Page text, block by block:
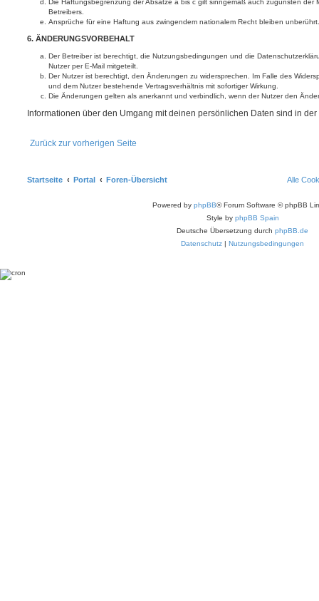
Betreibers.
Ansprüche für eine Haftung aus zwingendem nationalem Recht bleiben unberührt.
6. ÄNDERUNGSVORBEHALT
Der Betreiber ist berechtigt, die Nutzungsbedingungen und die
Nutzer per E-Mail mitgeteilt.
Der Nutzer ist berechtigt, den Änderungen zu widersprechen. Im Falle des
und dem Nutzer bestehende Vertragsverhältnis mit sofortiger Wirkung.
Die Änderungen gelten als anerkannt und verbindlich, wenn der Nutzer den
Informationen über den Umgang mit deinen persönlichen Daten sind in
Zurück zur vorherigen Seite
Startseite Portal Foren-Übersicht Alle
Powered by phpBB® Forum Software © phpBB
Style by phpBB Spain
Deutsche Übersetzung durch phpBB.de
Datenschutz | Nutzungsbedingungen